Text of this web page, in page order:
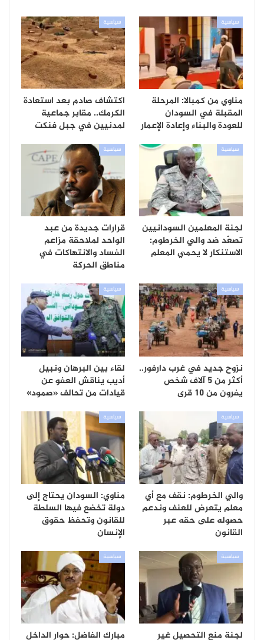
سياسية
مناوي من كمبالا: المرحلة
المقبلة في السودان
للعودة والبناء وإعادة الإعمار
سياسية
اكتشاف صادم بعد استعادة
الكرمك.. مقابر جماعية
لمدنيين في جبل فنكت
سياسية
لجنة المعلمين السودانيين
تصعّد ضد والي الخرطوم:
الاستنكار لا يحمي المعلم
سياسية
قرارات جديدة من عبد
الواحد لملاحقة مزاعم
الفساد والانتهاكات في
مناطق الحركة
سياسية
نزوح جديد في غرب دارفور..
أكثر من 5 آلاف شخص
يفرون من 10 قرى
سياسية
لقاء بين البرهان ونبيل
أديب يناقش العفو عن
قيادات من تحالف «صمود»
سياسية
والي الخرطوم: نقف مع أي
معلم يتعرض للعنف وندعم
حصوله على حقه عبر
القانون
سياسية
مناوي: السودان يحتاج إلى
دولة تخضع فيها السلطة
للقانون وتحفظ حقوق
الإنسان
سياسية
لجنة منع التحصيل غير
سياسية
مبارك الفاضل: حوار الداخل